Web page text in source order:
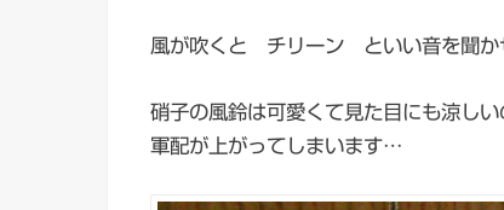
風が吹くと チリーン といい音を聞
硝子の風鈴は可愛くて見た目にも涼し
軍配が上がってしまいます…